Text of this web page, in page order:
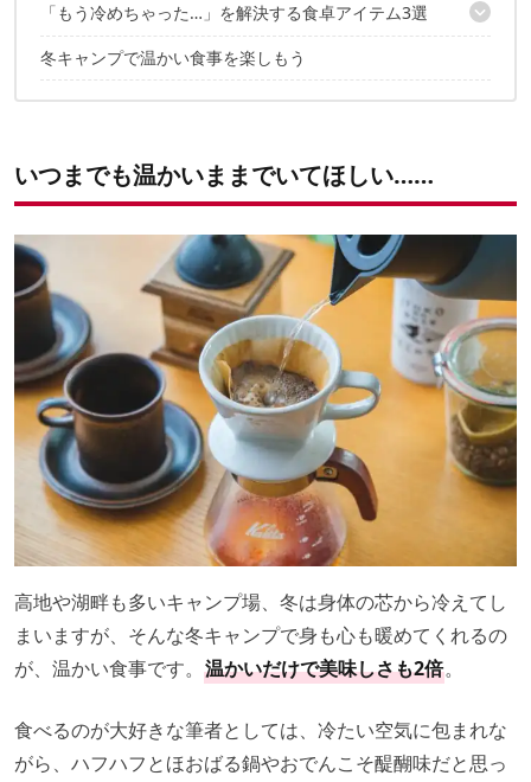
「もう冷めちゃった…」を解決する食卓アイテム3選
1｜FRYING PAN JIU / フライパンジュウ M ハンドルSET（ウォル
冬キャンプで温かい食事を楽しもう
いつまでも温かいままでいてほしい……
高地や湖畔も多いキャンプ場、冬は身体の芯から冷えてし
まいますが、そんな冬キャンプで身も心も暖めてくれるの
が、温かい食事です。 温かいだけで美味しさも2倍。
食べるのが大好きな筆者としては、冷たい空気に包まれな
がら、ハフハフとほおばる鍋やおでんこそ醍醐味だと思っ